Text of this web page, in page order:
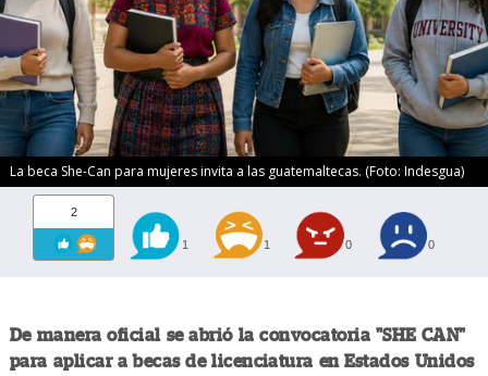
La beca She-Can para mujeres invita a las guatemaltecas. (Foto: Indesgua)
2
1 1 0 0
De manera oficial se abrió la convocatoria "SHE CAN"
para aplicar a becas de licenciatura en Estados Unidos